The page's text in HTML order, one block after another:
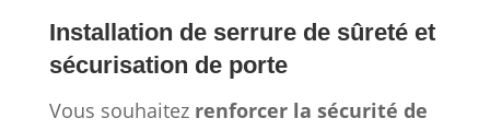
Installation de serrure de sûreté et
sécurisation de porte
Vous souhaitez renforcer la sécurité de